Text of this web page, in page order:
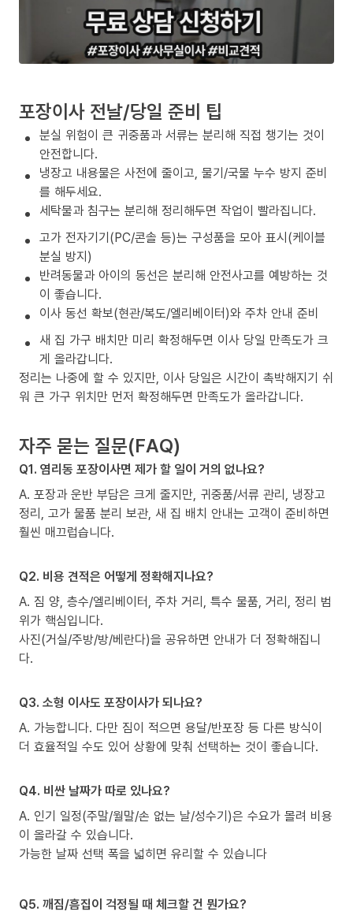
포장이사 전날/당일 준비 팁
분실 위험이 큰 귀중품과 서류는 분리해 직접 챙기는 것이
안전합니다.
냉장고 내용물은 사전에 줄이고, 물기/국물 누수 방지 준비
를 해두세요.
세탁물과 침구는 분리해 정리해두면 작업이 빨라집니다.
고가 전자기기(PC/콘솔 등)는 구성품을 모아 표시(케이블
분실 방지)
반려동물과 아이의 동선은 분리해 안전사고를 예방하는 것
이 좋습니다.
이사 동선 확보(현관/복도/엘리베이터)와 주차 안내 준비
새 집 가구 배치만 미리 확정해두면 이사 당일 만족도가 크
게 올라갑니다.
정리는 나중에 할 수 있지만, 이사 당일은 시간이 촉박해지기 쉬
워 큰 가구 위치만 먼저 확정해두면 만족도가 올라갑니다.
자주 묻는 질문(FAQ)
Q1. 염리동 포장이사면 제가 할 일이 거의 없나요?
A. 포장과 운반 부담은 크게 줄지만, 귀중품/서류 관리, 냉장고
정리, 고가 물품 분리 보관, 새 집 배치 안내는 고객이 준비하면
훨씬 매끄럽습니다.
Q2. 비용 견적은 어떻게 정확해지나요?
A. 짐 양, 층수/엘리베이터, 주차 거리, 특수 물품, 거리, 정리 범
위가 핵심입니다.
사진(거실/주방/방/베란다)을 공유하면 안내가 더 정확해집니
다.
Q3. 소형 이사도 포장이사가 되나요?
A. 가능합니다. 다만 짐이 적으면 용달/반포장 등 다른 방식이
더 효율적일 수도 있어 상황에 맞춰 선택하는 것이 좋습니다.
Q4. 비싼 날짜가 따로 있나요?
A. 인기 일정(주말/월말/손 없는 날/성수기)은 수요가 몰려 비용
이 올라갈 수 있습니다.
가능한 날짜 선택 폭을 넓히면 유리할 수 있습니다
Q5. 깨짐/흠집이 걱정될 때 체크할 건 뭔가요?